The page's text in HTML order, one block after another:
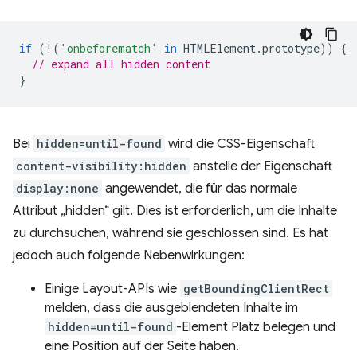
if ( ! ( 'onbeforematch' in HTMLElement.prototype))
{
// expand all hidden content
}
Bei hidden=until-found wird die CSS-Eigenschaft
content-visibility:hidden anstelle der Eigenschaft
display:none angewendet, die für das normale
Attribut „hidden“ gilt. Dies ist erforderlich, um die Inhalte
zu durchsuchen, während sie geschlossen sind. Es hat
jedoch auch folgende Nebenwirkungen:
Einige Layout-APIs wie getBoundingClientRect
melden, dass die ausgeblendeten Inhalte im
hidden=until-found -Element Platz belegen und
eine Position auf der Seite haben.